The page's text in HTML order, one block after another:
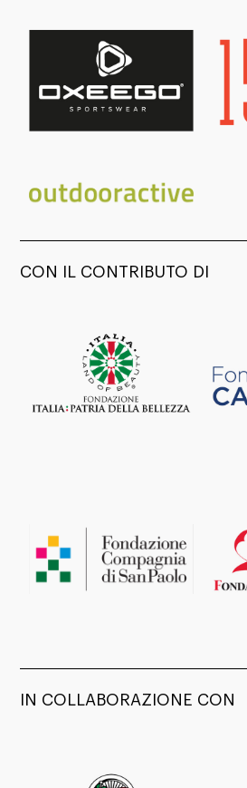
CON IL CONTRIBUTO DI
IN COLLABORAZIONE CON